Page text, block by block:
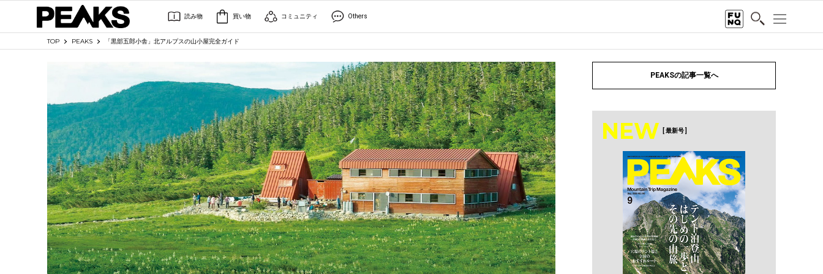
読み物 買い物 コミュニティ Others
TOP PEAKS 「黒部五郎小舎」北アルプスの山小屋完全ガイド
PEAKSの記事一覧へ
NEW [ 最新号 ]